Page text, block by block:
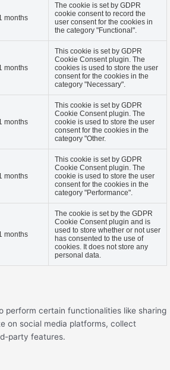
months
The cookie is set by GDPR
cookie consent to record the
user consent for the cookies in
the category "Functional".
months
This cookie is set by GDPR
Cookie Consent plugin. The
cookies is used to store the user
consent for the cookies in the
category "Necessary".
months
This cookie is set by GDPR
Cookie Consent plugin. The
cookie is used to store the user
consent for the cookies in the
category "Other.
months
This cookie is set by GDPR
Cookie Consent plugin. The
cookie is used to store the user
consent for the cookies in the
category "Performance".
months
The cookie is set by the GDPR
Cookie Consent plugin and is
used to store whether or not user
has consented to the use of
cookies. It does not store any
personal data.
perform certain functionalities like sharing
on social media platforms, collect
party features.